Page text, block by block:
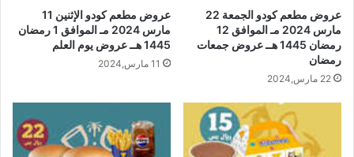
عروض مطعم كودو الجمعة 22
مارس 2024 مـ الموافق 12
رمضان 1445 هــ عروض جمعات
رمضان
22 مارس,2024
عروض مطعم كودو الإثنين 11
مارس 2024 مـ الموافق 1 رمضان
1445 هــ عروض يوم العلم
11 مارس,2024